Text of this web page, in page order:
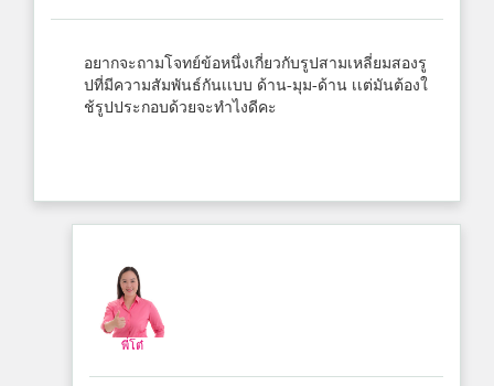
อยากจะถามโจทย์ข้อหนึ่งเกี่ยวกับรูปสามเหลี่ยมสองรู
ปที่มีความสัมพันธ์กันเเบบ ด้าน-มุม-ด้าน เเต่มันต้องใ
ช้รูปประกอบด้วยจะทำไงดีคะ
พี่โต๋